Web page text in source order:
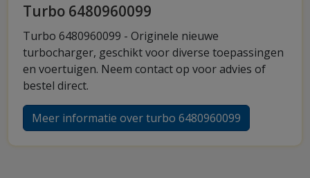
Turbo 6480960099
Turbo 6480960099 - Originele nieuwe
turbocharger, geschikt voor diverse toepassingen
en voertuigen. Neem contact op voor advies of
bestel direct.
Meer informatie over turbo 6480960099